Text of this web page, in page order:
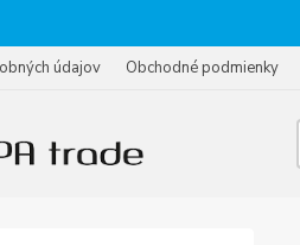
údajov Obchodné podmienky